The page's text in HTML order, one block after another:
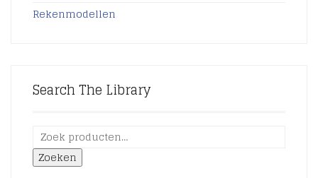
Rekenmodellen
Search The Library
Zoeken